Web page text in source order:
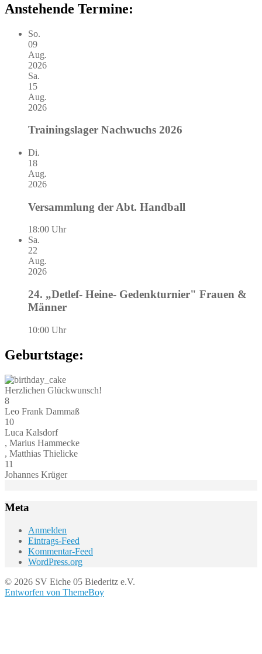
Anstehende Termine:
So.
09
Aug.
2026
Sa.
15
Aug.
2026
Trainingslager Nachwuchs 2026
Di.
18
Aug.
2026
Versammlung der Abt. Handball
18:00 Uhr
Sa.
22
Aug.
2026
24. „Detlef- Heine- Gedenkturnier" Frauen &
Männer
10:00 Uhr
Geburtstage:
Herzlichen Glückwunsch!
8
Leo Frank Dammaß
10
Luca Kalsdorf
, Marius Hammecke
, Matthias Thielicke
11
Johannes Krüger
Meta
Anmelden
Eintrags-Feed
Kommentar-Feed
WordPress.org
© 2026 SV Eiche 05 Biederitz e.V.
Entworfen von ThemeBoy